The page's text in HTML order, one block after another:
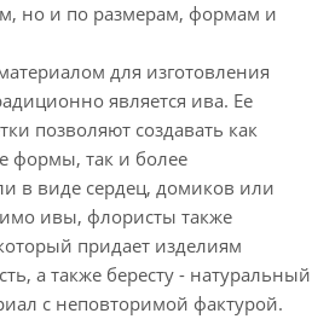
но и по размерам, формам и
для изготовления
является ива. Ее
позволяют создавать как
формы, так и более
в виде сердец, домиков или
ивы, флористы также
придает изделиям
а также бересту - натуральный
с неповторимой фактурой.